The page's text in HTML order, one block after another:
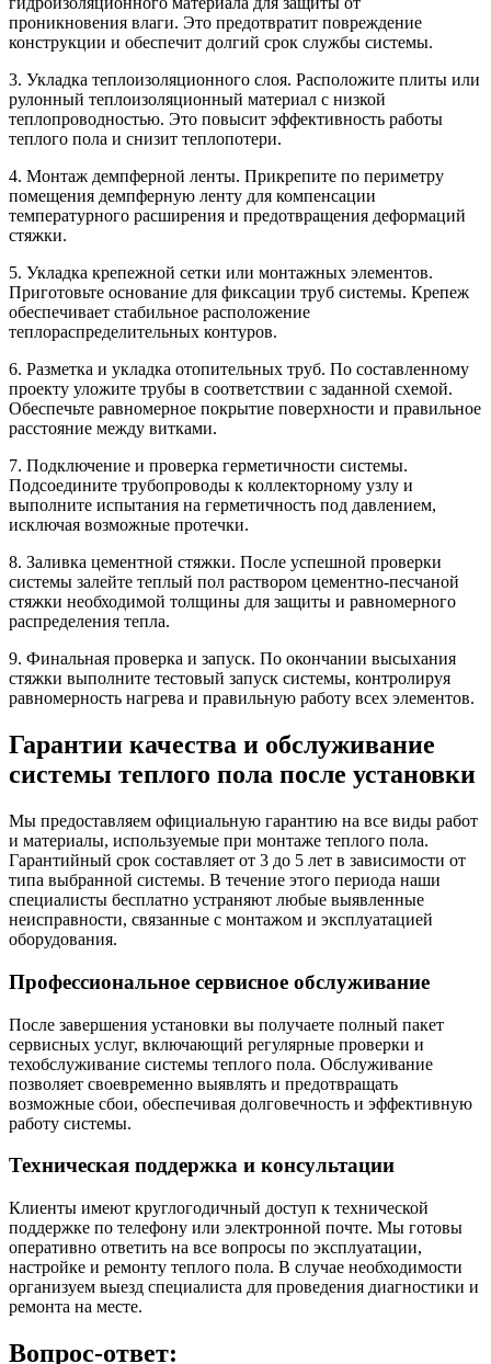
проникновения влаги. Это предотвратит повреждение
конструкции и обеспечит долгий срок службы системы.
3. Укладка теплоизоляционного слоя. Расположите плиты или
рулонный теплоизоляционный материал с низкой
теплопроводностью. Это повысит эффективность работы
теплого пола и снизит теплопотери.
4. Монтаж демпферной ленты. Прикрепите по периметру
помещения демпферную ленту для компенсации
температурного расширения и предотвращения деформаций
стяжки.
5. Укладка крепежной сетки или монтажных элементов.
Приготовьте основание для фиксации труб системы. Крепеж
обеспечивает стабильное расположение
теплораспределительных контуров.
6. Разметка и укладка отопительных труб. По составленному
проекту уложите трубы в соответствии с заданной схемой.
Обеспечьте равномерное покрытие поверхности и правильное
расстояние между витками.
7. Подключение и проверка герметичности системы.
Подсоедините трубопроводы к коллекторному узлу и
выполните испытания на герметичность под давлением,
исключая возможные протечки.
8. Заливка цементной стяжки. После успешной проверки
системы залейте теплый пол раствором цементно-песчаной
стяжки необходимой толщины для защиты и равномерного
распределения тепла.
9. Финальная проверка и запуск. По окончании высыхания
стяжки выполните тестовый запуск системы, контролируя
равномерность нагрева и правильную работу всех элементов.
Гарантии качества и обслуживание
системы теплого пола после установки
Мы предоставляем официальную гарантию на все виды работ
и материалы, используемые при монтаже теплого пола.
Гарантийный срок составляет от 3 до 5 лет в зависимости от
типа выбранной системы. В течение этого периода наши
специалисты бесплатно устраняют любые выявленные
неисправности, связанные с монтажом и эксплуатацией
оборудования.
Профессиональное сервисное обслуживание
После завершения установки вы получаете полный пакет
сервисных услуг, включающий регулярные проверки и
техобслуживание системы теплого пола. Обслуживание
позволяет своевременно выявлять и предотвращать
возможные сбои, обеспечивая долговечность и эффективную
работу системы.
Техническая поддержка и консультации
Клиенты имеют круглогодичный доступ к технической
поддержке по телефону или электронной почте. Мы готовы
оперативно ответить на все вопросы по эксплуатации,
настройке и ремонту теплого пола. В случае необходимости
организуем выезд специалиста для проведения диагностики и
ремонта на месте.
Вопрос-ответ: